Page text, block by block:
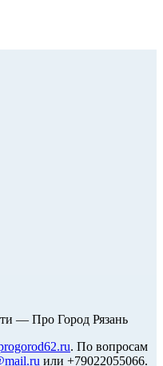
— Про Город Рязань
. По вопросам
или +79022055066.